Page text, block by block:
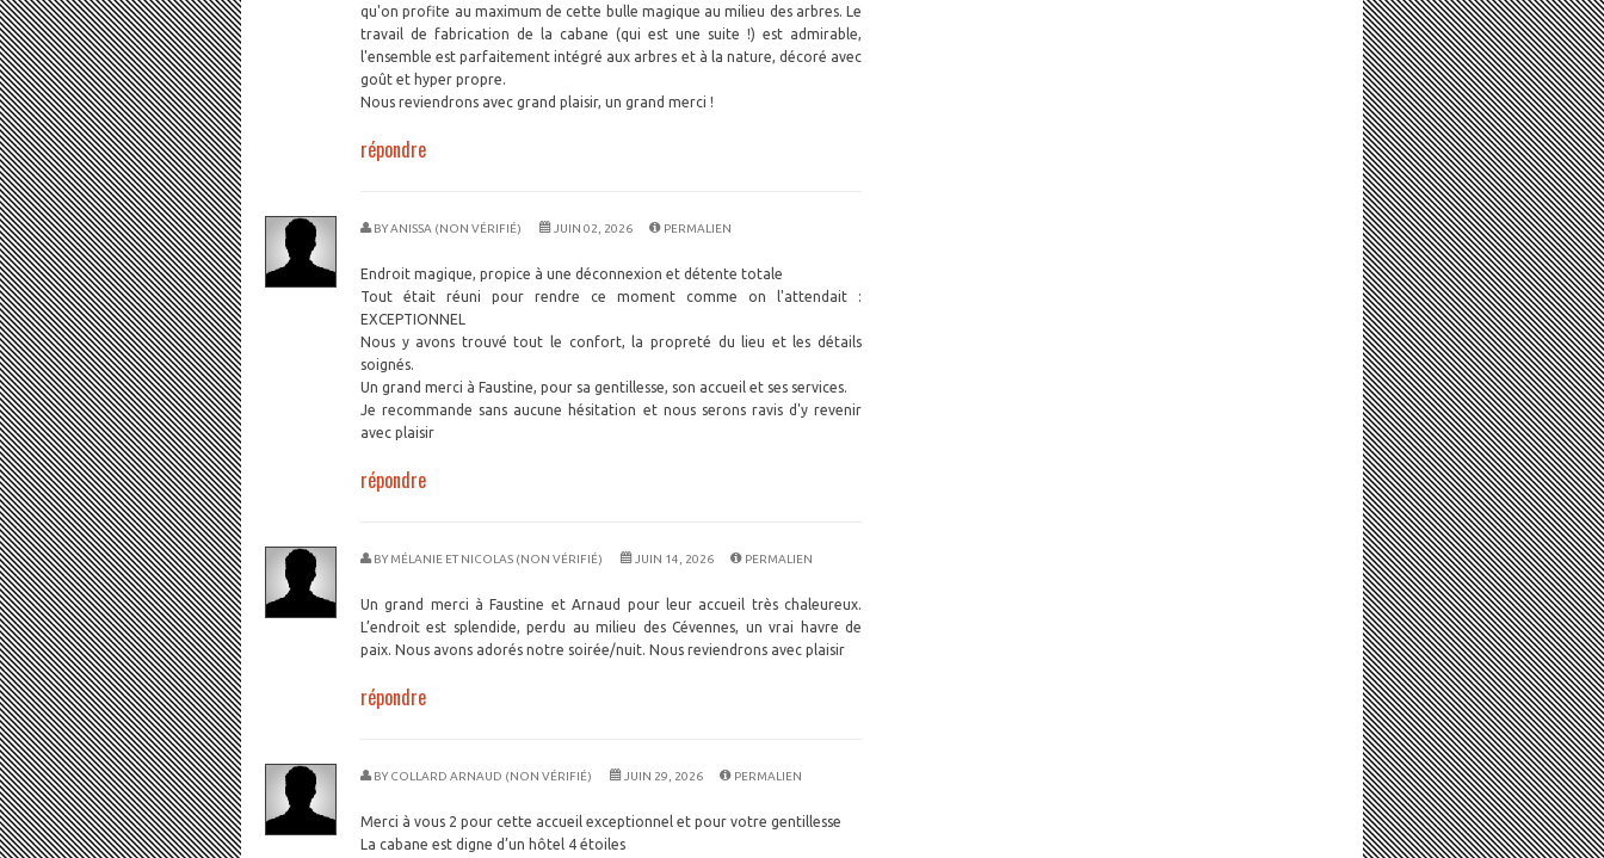
qu'on profite au maximum de cette bulle magique au milieu des arbres. Le
travail de fabrication de la cabane (qui est une suite !) est admirable,
l'ensemble est parfaitement intégré aux arbres et à la nature, décoré avec
goût et hyper propre.
Nous reviendrons avec grand plaisir, un grand merci !
répondre
BYANISSA (NON VÉRIFIÉ) JUIN 02, 2026 PERMALIEN
Endroit magique, propice à une déconnexion et détente totale
Tout était réuni pour rendre ce moment comme on l'attendait :
EXCEPTIONNEL
Nous y avons trouvé tout le confort, la propreté du lieu et les détails
soignés.
Un grand merci à Faustine, pour sa gentillesse, son accueil et ses services.
Je recommande sans aucune hésitation et nous serons ravis d'y revenir
avec plaisir
répondre
BY MÉLANIE ET NICOLAS (NON VÉRIFIÉ) JUIN 14, 2026 PERMALIEN
Un grand merci à Faustine et Arnaud pour leur accueil très chaleureux.
L’endroit est splendide, perdu au milieu des Cévennes, un vrai havre de
paix. Nous avons adorés notre soirée/nuit. Nous reviendrons avec plaisir
répondre
BY COLLARD ARNAUD (NON VÉRIFIÉ) JUIN 29, 2026 PERMALIEN
Merci à vous 2 pour cette accueil exceptionnel et pour votre gentillesse
La cabane est digne d’un hôtel 4 étoiles